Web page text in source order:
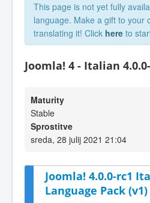
This page is not yet fully
language. Make a gift to your
translating it! Click here to
Joomla! 4 - Italian
Maturity
Stable
Sprostitve
sreda, 28 julij 2021 21:04
Joomla! 4.0.0-rc1
Language Pack (v1)